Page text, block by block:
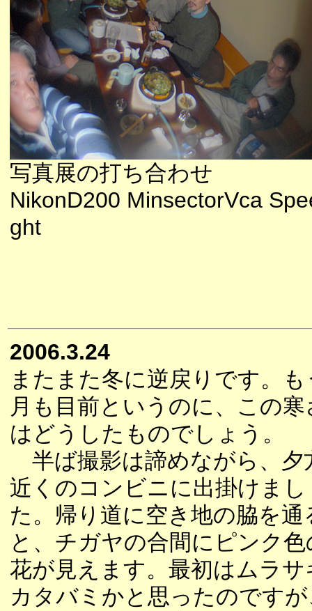
写真展の打ち合わせ
NikonD200 MinsectorVca
ght
2006.3.24
またまた冬に逆戻りです。も
月も目前というのに、この寒
はどうしたものでしょう。
半ば撮影は諦めながら、夕
近くのコンビニに出掛けまし
た。帰り道に空き地の脇を通
と、チガヤの合間にピンク色
花が見えます。最初はムラサ
カタバミかと思ったのです